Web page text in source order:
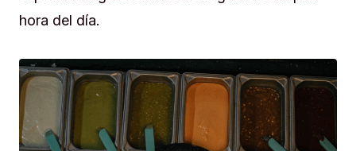
hora del día.